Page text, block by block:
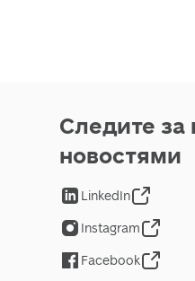
Следите
новостями
LinkedIn
Instagram
Facebook